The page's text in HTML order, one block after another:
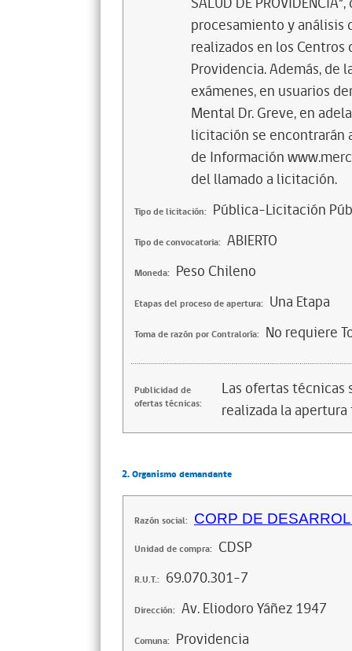
procesamiento y análisis
realizados en los
Providencia. Además, de
exámenes, en usuarios
Mental Dr. Greve, en
licitación se encontrarán
de Información
del llamado a licitación.
Tipo de licitación: Pública-Licitación
Tipo de convocatoria: ABIERTO
Moneda: Peso Chileno
Etapas del proceso de apertura: Una Etapa
Toma de razón por Contraloría: No requiere
Publicidad de
ofertas técnicas:
Las ofertas
realizada la
2. Organismo demandante
Razón social: CORP DE
Unidad de compra: CDSP
R.U.T.: 69.070.301-7
Dirección: Av. Eliodoro Yáñez 1947
Comuna: Providencia